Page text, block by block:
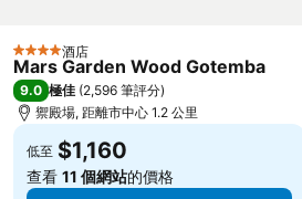
4 星級 酒店
Mars Garden Wood Gotemba
9.0 極佳 (2,596 筆評分)
禦殿場, 距離市中心 1.2 公里
低至 $1,160
查看 11 個網站的價格